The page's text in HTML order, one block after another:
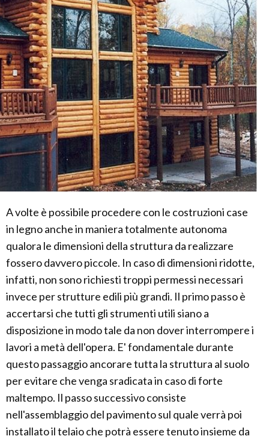
A volte è possibile procedere con le costruzioni case
in legno anche in maniera totalmente autonoma
qualora le dimensioni della struttura da realizzare
fossero davvero piccole. In caso di dimensioni ridotte,
infatti, non sono richiesti troppi permessi necessari
invece per strutture edili più grandi. Il primo passo è
accertarsi che tutti gli strumenti utili siano a
disposizione in modo tale da non dover interrompere i
lavori a metà dell'opera. E' fondamentale durante
questo passaggio ancorare tutta la struttura al suolo
per evitare che venga sradicata in caso di forte
maltempo. Il passo successivo consiste
nell'assemblaggio del pavimento sul quale verrà poi
installato il telaio che potrà essere tenuto insieme da